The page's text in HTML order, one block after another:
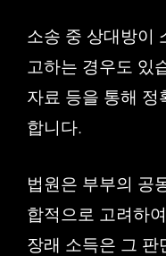
소송 중 상대방이
고하는 경우도 있
자료 등을 통해
합니다.
법원은 부부의 공
합적으로 고려하
장래 소득은 그 판